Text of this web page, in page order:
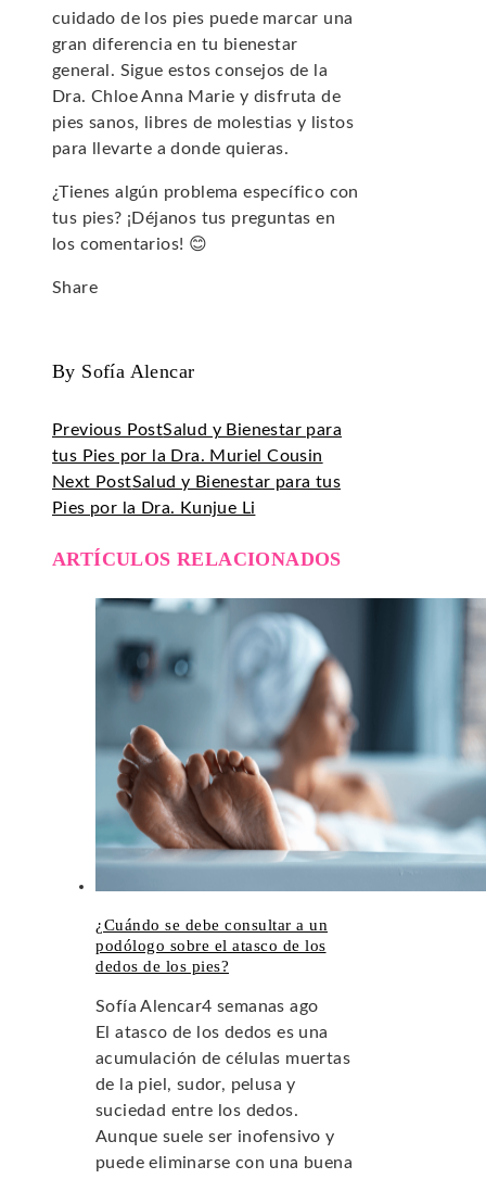
cuidado de los pies puede marcar una
gran diferencia en tu bienestar
general. Sigue estos consejos de la
Dra. Chloe Anna Marie y disfruta de
pies sanos, libres de molestias y listos
para llevarte a donde quieras.
¿Tienes algún problema específico con
tus pies? ¡Déjanos tus preguntas en
los comentarios! 😊
Share
By Sofía Alencar
Previous PostSalud y Bienestar para
tus Pies por la Dra. Muriel Cousin
Next PostSalud y Bienestar para tus
Pies por la Dra. Kunjue Li
ARTÍCULOS RELACIONADOS
¿Cuándo se debe consultar a un
podólogo sobre el atasco de los
dedos de los pies?
Sofía Alencar4 semanas ago
El atasco de los dedos es una
acumulación de células muertas
de la piel, sudor, pelusa y
suciedad entre los dedos.
Aunque suele ser inofensivo y
puede eliminarse con una buena